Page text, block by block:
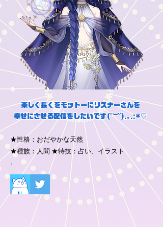
楽しく長くをモットーにリスナーさんを
幸せにさせる配信をしたいです(˘︶˘).｡.:*♡
★性格：おだやかな天然
★種族：人間 ★特技：占い、イラスト
\